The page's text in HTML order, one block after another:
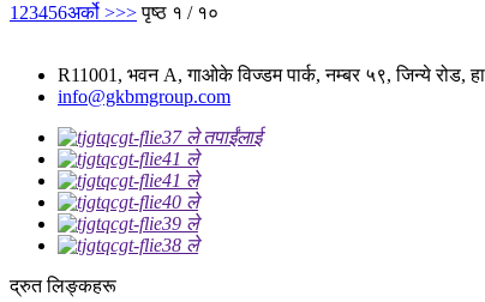
1 23456अर्को >>> पृष्ठ १ / १०
R11001, भवन A, गाओके विज्डम पार्क, नम्बर ५९, जिन्ये रोड,
info@gkbmgroup.com
द्रुत लिङ्कहरू